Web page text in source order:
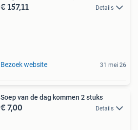
€ 157,11 Details
Bezoek website 31 mei 26
Soep van de dag kommen 2 stuks
€ 7,00 Details